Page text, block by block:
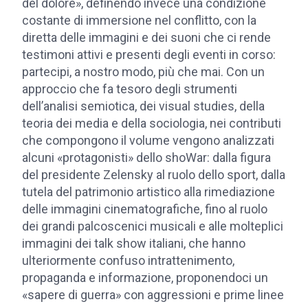
del dolore», definendo invece una condizione
costante di immersione nel conflitto, con la
diretta delle immagini e dei suoni che ci rende
testimoni attivi e presenti degli eventi in corso:
partecipi, a nostro modo, più che mai. Con un
approccio che fa tesoro degli strumenti
dell’analisi semiotica, dei visual studies, della
teoria dei media e della sociologia, nei contributi
che compongono il volume vengono analizzati
alcuni «protagonisti» dello shoWar: dalla figura
del presidente Zelensky al ruolo dello sport, dalla
tutela del patrimonio artistico alla rimediazione
delle immagini cinematografiche, fino al ruolo
dei grandi palcoscenici musicali e alle molteplici
immagini dei talk show italiani, che hanno
ulteriormente confuso intrattenimento,
propaganda e informazione, proponendoci un
«sapere di guerra» con aggressioni e prime linee